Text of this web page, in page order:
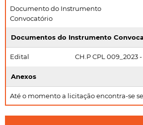
Documento do Instrumento
Convocatório
Documentos do Instrumento
Edital CH.P CPL 009_2023
Anexos
Até o momento a licitação encontra-se